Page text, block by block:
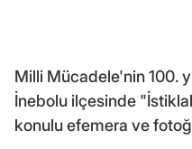
Milli Mücadele'nin 100.
İnebolu ilçesinde
konulu efemera ve